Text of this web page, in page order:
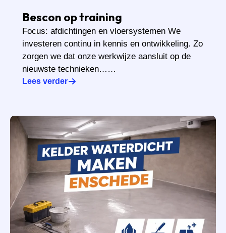
Bescon op training
Focus: afdichtingen en vloersystemen We
investeren continu in kennis en ontwikkeling. Zo
zorgen we dat onze werkwijze aansluit op de
nieuwste technieken……
Lees verder